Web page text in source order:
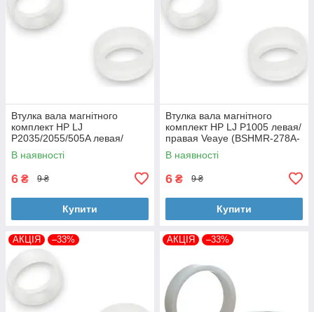
Втулка вала магнітного
комплект HP LJ
P2035/2055/505A левая/
правая Veaye (BSHMR-505A-
VE)
В наявності
6 ₴ 9 ₴
Купити
Втулка вала магнітного
комплект HP LJ P1005 левая/
правая Veaye (BSHMR-278A-
VE)
В наявності
6 ₴ 9 ₴
Купити
АКЦІЯ –33% АКЦІЯ –33%